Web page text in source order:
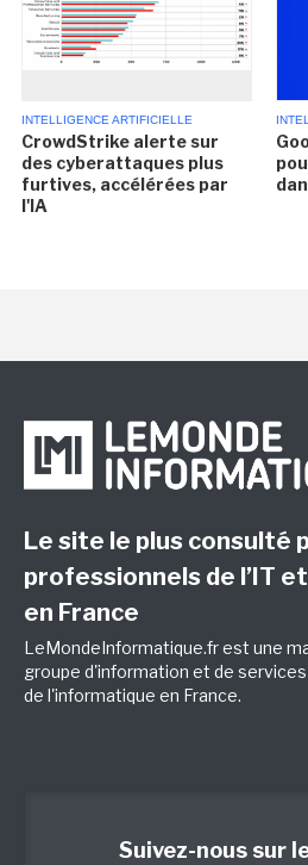
INTELLIGENCE ARTIFICIELLE
CrowdStrike alerte sur
des cyberattaques plus
furtives, accélérées par
l'IA
Le site le plus consulté
professionnels de l’IT
en France
LeMondeInformatique.fr est une
groupe d'information et de
de l'informatique en France.
Suivez-nous sur